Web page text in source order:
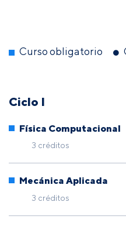
Curso obligatorio
Ciclo I
Física Computacional
3 créditos
Mecánica Aplicada
3 créditos